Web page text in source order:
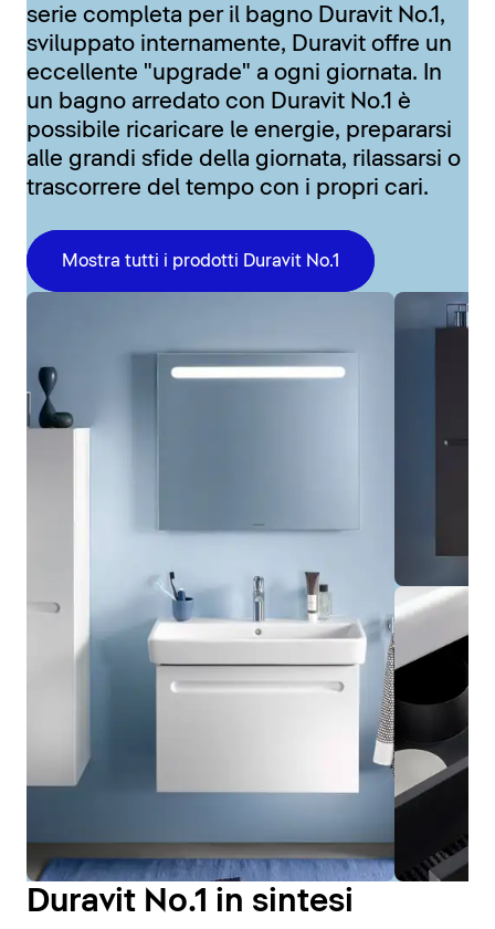
serie completa per il bagno Duravit No.1,
sviluppato internamente, Duravit offre un
eccellente "upgrade" a ogni giornata. In
un bagno arredato con Duravit No.1 è
possibile ricaricare le energie, prepararsi
alle grandi sfide della giornata, rilassarsi o
trascorrere del tempo con i propri cari.
Mostra tutti i prodotti Duravit No.1
Duravit No.1 in sintesi